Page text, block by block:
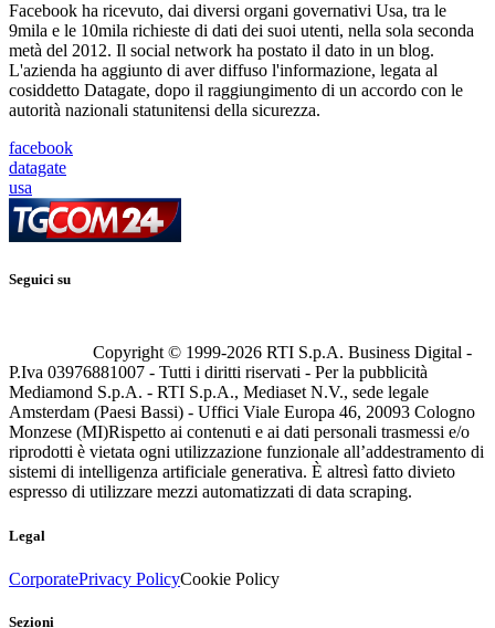
Facebook ha ricevuto, dai diversi organi governativi Usa, tra le
9mila e le 10mila richieste di dati dei suoi utenti, nella sola seconda
metà del 2012. Il social network ha postato il dato in un blog.
L'azienda ha aggiunto di aver diffuso l'informazione, legata al
cosiddetto Datagate, dopo il raggiungimento di un accordo con le
autorità nazionali statunitensi della sicurezza.
facebook
datagate
usa
Seguici su
Copyright © 1999-2026 RTI S.p.A. Business Digital -
P.Iva 03976881007 - Tutti i diritti riservati - Per la pubblicità
Mediamond S.p.A. - RTI S.p.A., Mediaset N.V., sede legale
Amsterdam (Paesi Bassi) - Uffici Viale Europa 46, 20093 Cologno
Monzese (MI)Rispetto ai contenuti e ai dati personali trasmessi e/o
riprodotti è vietata ogni utilizzazione funzionale all’addestramento di
sistemi di intelligenza artificiale generativa. È altresì fatto divieto
espresso di utilizzare mezzi automatizzati di data scraping.
Legal
CorporatePrivacy PolicyCookie Policy
Sezioni